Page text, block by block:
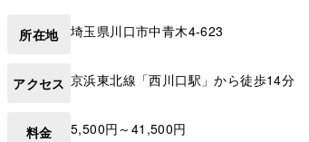
所在地 埼玉県川口市中青木4-623
アクセス 京浜東北線「西川口駅」から徒歩14分
料金 5,500円～41,500円